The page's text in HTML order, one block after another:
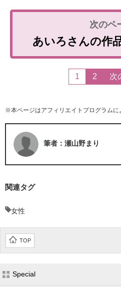
あいろさんの作
1 2 次
※本ページはアフィリエイトプログラムに
筆者：瀬山野まり
関連タグ
女性
TOP
Special